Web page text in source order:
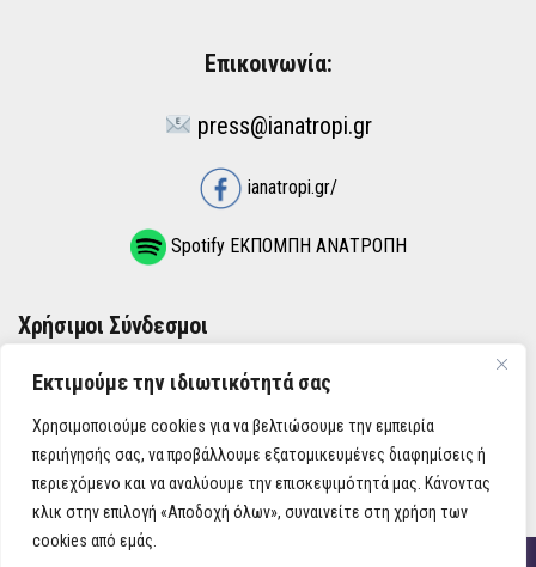
Εκτιμούμε την ιδιωτικότητά σας
Χρησιμοποιούμε cookies για να βελτιώσουμε την εμπειρία
περιήγησής σας, να προβάλλουμε εξατομικευμένες διαφημίσεις ή
περιεχόμενο και να αναλύουμε την επισκεψιμότητά μας. Κάνοντας
κλικ στην επιλογή «Αποδοχή όλων», συναινείτε στη χρήση των
cookies από εμάς.
Επικοινωνία:
press@ianatropi.gr
ianatropi.gr/
Spotify ΕΚΠΟΜΠΗ ΑΝΑΤΡΟΠΗ
Χρήσιμοι Σύνδεσμοι
ΌΡΟΙ ΧΡΉΣΗΣ
ΠΟΛΙΤΙΚΉ ΑΠΟΡΡΉΤΟΥ